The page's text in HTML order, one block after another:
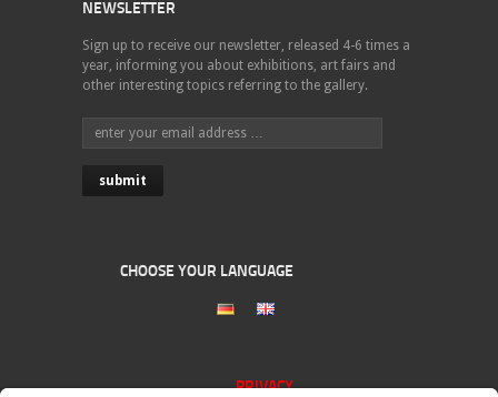
NEWSLETTER
Sign up to receive our newsletter, released 4-6 times a
year, informing you about exhibitions, art fairs and
other interesting topics referring to the gallery.
CHOOSE YOUR LANGUAGE
PRIVACY